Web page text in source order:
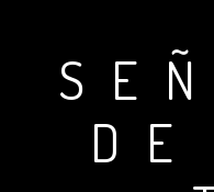
DE